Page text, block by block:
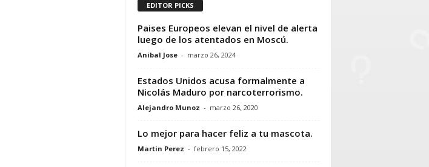
EDITOR PICKS
Paises Europeos elevan el nivel de alerta
luego de los atentados en Moscú.
Anibal Jose - marzo 26, 2024
Estados Unidos acusa formalmente a
Nicolás Maduro por narcoterrorismo.
Alejandro Munoz - marzo 26, 2020
Lo mejor para hacer feliz a tu mascota.
Martin Perez - febrero 15, 2022